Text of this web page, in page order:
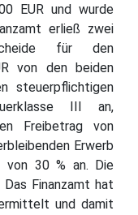
EUR und wurde
erließ zwei
für den
von den beiden
steuerpflichtigen
III an,
Freibetrag von
Erwerb
von 30 % an. Die
Finanzamt hat
und damit